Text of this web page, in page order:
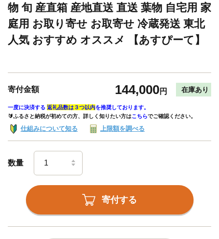
物 旬 産直箱 産地直送 直送 葉物 自宅用 家
庭用 お取り寄せ お取寄せ 冷蔵発送 東北
人気 おすすめ オススメ 【あすぴーて】
寄付金額 144,000円 在庫あり
一度に決済する 返礼品数は３つ以内を推奨しております。
🔰ふるさと納税が初めての方、詳しく知りたい方はこちらでご確認ください。
仕組みについて知る 上限額を調べる
数量
寄付する